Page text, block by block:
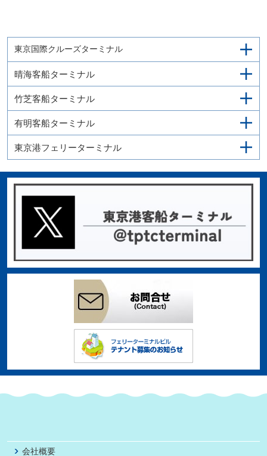
東京国際クルーズターミナル
晴海客船ターミナル
竹芝客船ターミナル
有明客船ターミナル
東京港フェリーターミナル
会社概要